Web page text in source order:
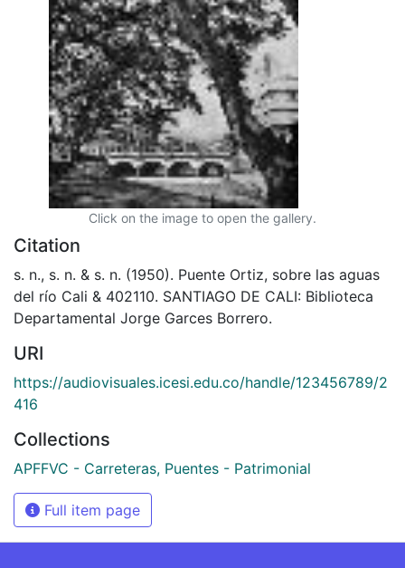
Click on the image to open the gallery.
Citation
s. n., s. n. & s. n. (1950). Puente Ortiz, sobre las aguas
del río Cali & 402110. SANTIAGO DE CALI: Biblioteca
Departamental Jorge Garces Borrero.
URI
https://audiovisuales.icesi.edu.co/handle/123456789/2
416
Collections
APFFVC - Carreteras, Puentes - Patrimonial
Full item page